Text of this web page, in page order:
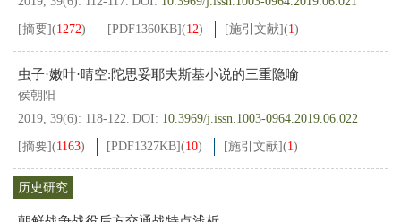
[摘要](1272) [PDF1360KB](12) [施引文献](1)
虫子·嫩叶·晴空:陀思妥耶夫斯基小说的三重隐喻
侯朝阳
2019, 39(6): 118-122. DOI: 10.3969/j.issn.1003-0964.2019.06.022
[摘要](1163) [PDF1327KB](10) [施引文献](1)
历史研究